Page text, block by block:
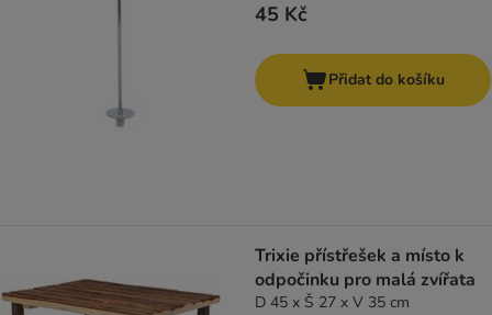
45 Kč
Přidat do košíku
Trixie přístřešek a místo k
odpočinku pro malá zvířata
D 45 x Š 27 x V 35 cm